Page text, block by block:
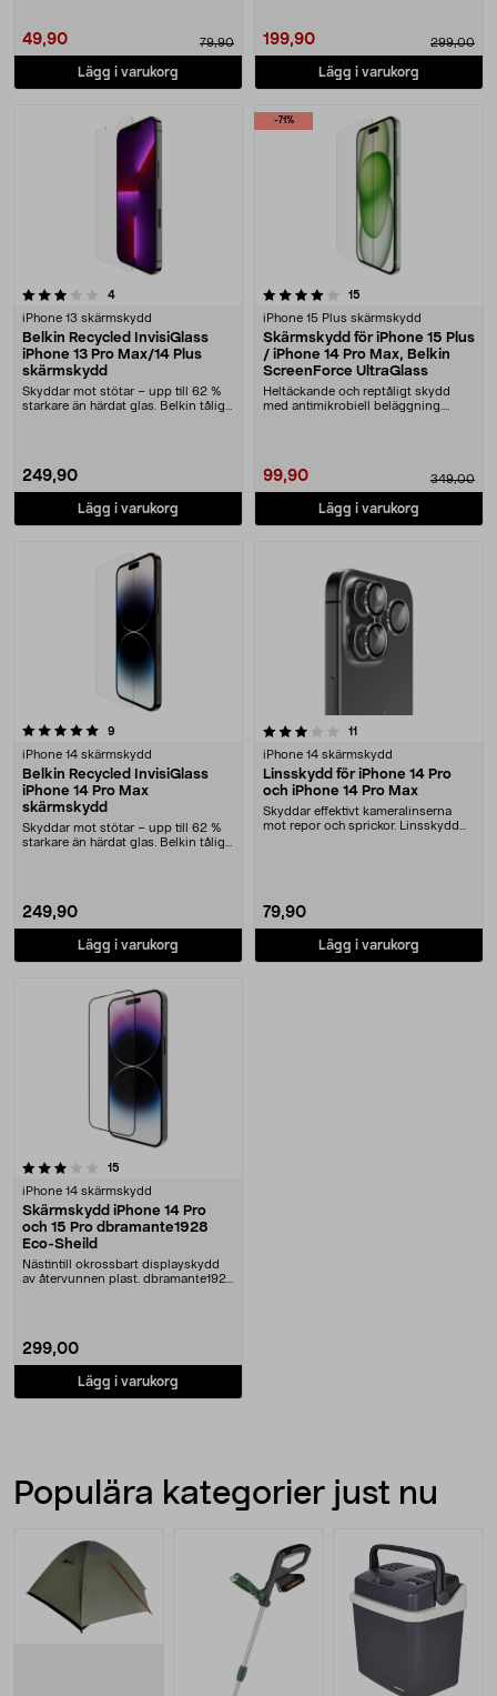
49,90 79,90
Lägg i varukorg
199,90 299,00
Lägg i varukorg
4recensioner
iPhone 13 skärmskydd
Belkin Recycled InvisiGlass
iPhone 13 Pro Max/14 Plus
skärmskydd
Skyddar mot stötar – upp till 62 %
starkare än härdat glas. Belkin tåligt
249,90
Lägg i varukorg
-71%
4.0 av 5 stjärnor 15
iPhone 15 Plus skärmskydd
Skärmskydd för iPhone 15 Plus
/ iPhone 14 Pro Max, Belkin
ScreenForce UltraGlass
Heltäckande och reptåligt skydd
med antimikrobiell beläggning.
99,90 349,00
Lägg i varukorg
9
iPhone 14 skärmskydd
Belkin Recycled InvisiGlass
iPhone 14 Pro Max
skärmskydd
Skyddar mot stötar – upp till 62 %
starkare än härdat glas. Belkin tåligt
249,90
Lägg i varukorg
3.5 av 5 stjärnor 11
iPhone 14 skärmskydd
Linsskydd för iPhone 14 Pro
och iPhone 14 Pro Max
Skyddar effektivt kameralinserna
mot repor och sprickor. Linsskydd
79,90
Lägg i varukorg
15
iPhone 14 skärmskydd
Skärmskydd iPhone 14 Pro
och 15 Pro dbramante1928
Eco-Sheild
Nästintill okrossbart displayskydd
av återvunnen plast. dbramante1928
299,00
Lägg i varukorg
Populära kategorier just nu